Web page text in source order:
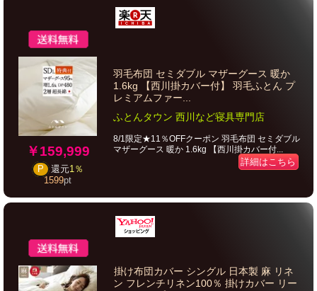
￥159,999
P 還元1％
1599pt
羽毛布団 セミダブル マザーグース 暖か
1.6kg 【西川掛カバー付】 羽毛ふとん プ
レミアムファー...
ふとんタウン 西川など寝具専門店
8/1限定★11％OFFクーポン 羽毛布団 セミダブル
マザーグース 暖か 1.6kg 【西川掛カバー付...
詳細はこちら
掛け布団カバー シングル 日本製 麻 リネ
ン フレンチリネン100％ 掛けカバー リー